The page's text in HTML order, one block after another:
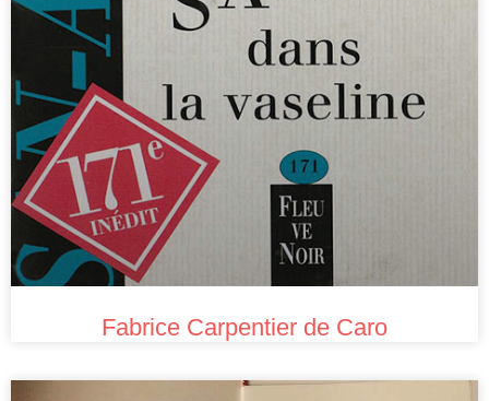
Fabrice Carpentier de Caro